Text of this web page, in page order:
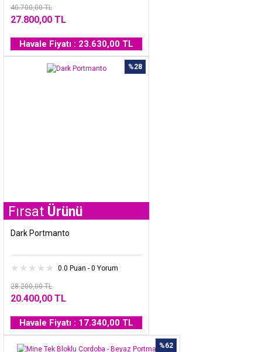
40.700,00 TL
27.800,00 TL
Havale Fiyatı : 23.630,00 TL
%28
Ürünü
Dark Portmanto
0.0 Puan - 0 Yorum
28.200,00 TL
20.400,00 TL
Havale Fiyatı : 17.340,00 TL
%62